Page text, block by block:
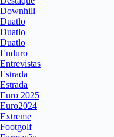
Downhill
Duatlo
Duatlo
Duatlo
Enduro
Entrevistas
Estrada
Estrada
Euro 2025
Euro2024
Extreme
Footgolf